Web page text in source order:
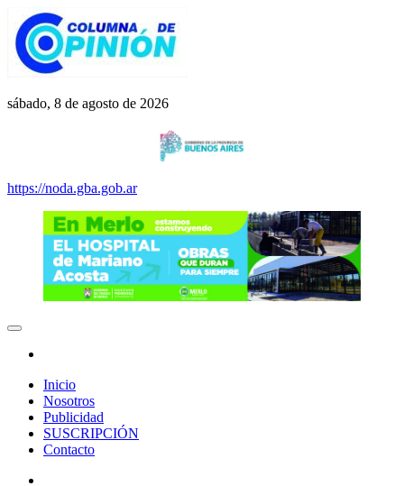
Saltar
contenido
Columna de Opinión
columnadeopinion.com.ar
sábado, 8 de agosto de 2026
https://noda.gba.gob.ar
Inicio
Nosotros
Publicidad
SUSCRIPCIÓN
Contacto